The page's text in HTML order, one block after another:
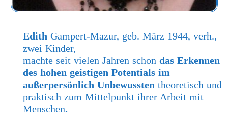
Edith Gampert-Mazur, geb. März 1944, verh.,
zwei Kinder,
machte seit vielen Jahren schon das Erkennen
des hohen geistigen Potentials im
außerpersönlich Unbewussten theoretisch und
praktisch zum Mittelpunkt ihrer Arbeit mit
Menschen.